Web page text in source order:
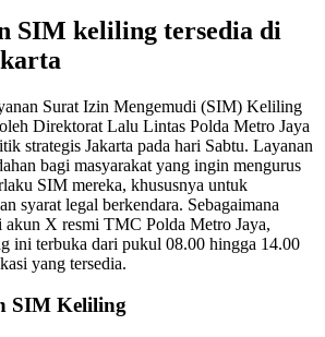
SIM keliling tersedia di
Surat Izin Mengemudi (SIM) Keliling
Direktorat Lalu Lintas Polda Metro Jaya
strategis Jakarta pada hari Sabtu. Layanan
bagi masyarakat yang ingin mengurus
SIM mereka, khususnya untuk
syarat legal berkendara. Sebagaimana
X resmi TMC Polda Metro Jaya,
ini terbuka dari pukul 08.00 hingga 14.00
yang tersedia.
SIM Keliling